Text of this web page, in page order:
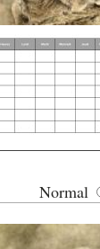
Normal